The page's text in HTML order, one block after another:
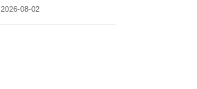
2026-08-02